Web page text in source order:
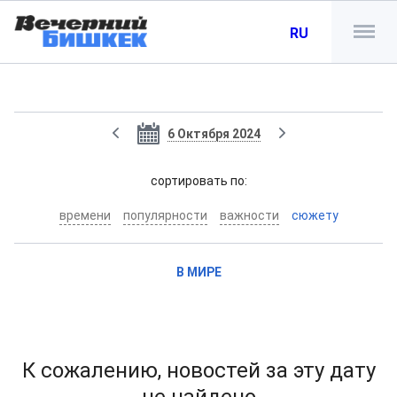
RU
6 Октября 2024
cортировать по:
времени популярности важности сюжету
В МИРЕ
К сожалению, новостей за эту дату